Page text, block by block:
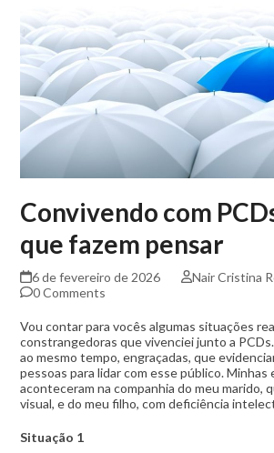
Convivendo com
que fazem pensar
6 de fevereiro de 2026 Nair Cristina
0 Comments
Vou contar para vocês algumas situações
constrangedoras que vivenciei junto a
ao mesmo tempo, engraçadas, que
pessoas para lidar com esse público. Minhas
aconteceram na companhia do meu marido,
visual, e do meu filho, com deficiência
Situação 1